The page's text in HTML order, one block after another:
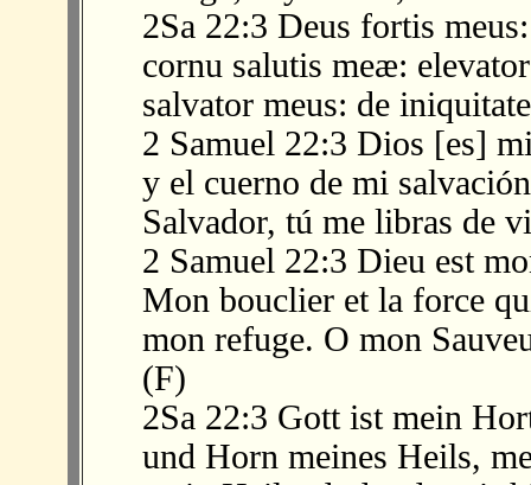
2Sa 22:3 Deus fortis
cornu salutis meæ:
salvator meus: de
2 Samuel 22:3 Dios [es]
y el cuerno de mi
Salvador, tú me libras de
2 Samuel 22:3 Dieu est
Mon bouclier et la force
mon refuge. O mon
(F)
2Sa 22:3 Gott ist mein
und Horn meines Heils,